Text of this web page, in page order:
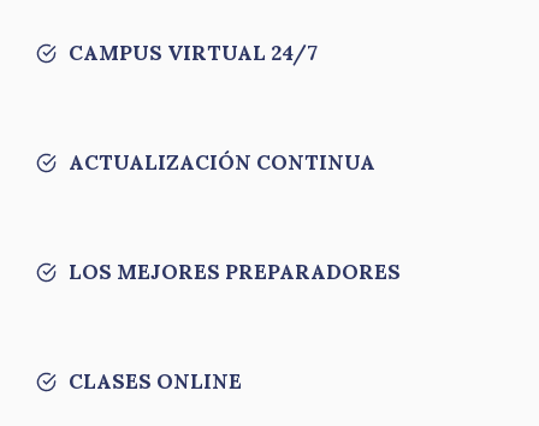
CAMPUS VIRTUAL 24/7
ACTUALIZACIÓN CONTINUA
LOS MEJORES PREPARADORES
CLASES ONLINE